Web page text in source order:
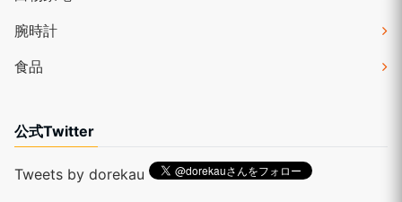
腕時計
食品
公式Twitter
Tweets by dorekau